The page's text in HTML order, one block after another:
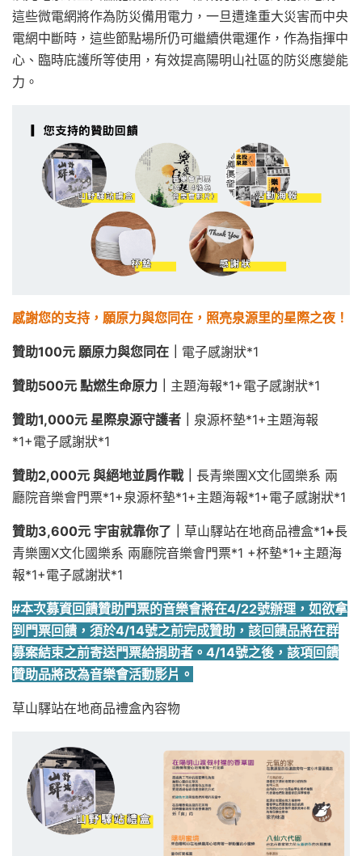
這些微電網將作為防災備用電力，一旦遭逢重大災害而中央
電網中斷時，這些節點場所仍可繼續供電運作，作為指揮中
心、臨時庇護所等使用，有效提高陽明山社區的防災應變能
力。
感謝您的支持，願原力與您同在，照亮泉源里的星際之夜！
贊助100元 願原力與您同在｜ 電子感謝狀*1
贊助500元 點燃生命原力｜ 主題海報*1+電子感謝狀*1
贊助1,000元 星際泉源守護者｜ 泉源杯墊*1+主題海報
*1+電子感謝狀*1
贊助2,000元 與絕地並肩作戰｜ 長青樂團X文化國樂系 兩
廳院音樂會門票*1+泉源杯墊*1+主題海報*1+電子感謝狀*1
贊助3,600元 宇宙就靠你了｜ 草山驛站在地商品禮盒*1+長
青樂團X文化國樂系 兩廳院音樂會門票*1 +杯墊*1+主題海
報*1+電子感謝狀*1
#本次募資回饋贊助門票的音樂會將在4/22號辦理，如欲拿
到門票回饋，須於4/14號之前完成贊助，該回饋品將在群
募案結束之前寄送門票給捐助者。 4/14號之後，該項回饋
贊助品將改為音樂會活動影片。
草山驛站在地商品禮盒內容物